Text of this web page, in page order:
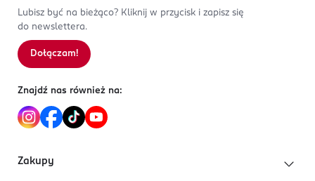
Lubisz być na bieżąco? Kliknij w przycisk i zapisz się
do newslettera.
Dołączam!
Znajdź nas również na:
Zakupy